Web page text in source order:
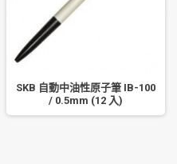
SKB 自動中油性原子筆 IB-100
/ 0.5mm (12 入)